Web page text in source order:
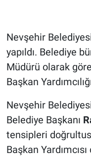
Nevşehir
yapıldı. Belediye
Müdürü olarak
Başkan
Nevşehir
Belediye Başkanı
tensipleri
Başkan
Kayseri
Niğde
Aksaray
Kırşehir
Yerel